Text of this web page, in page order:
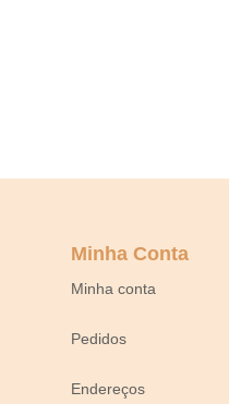
Minha Conta
Minha conta
Pedidos
Endereços